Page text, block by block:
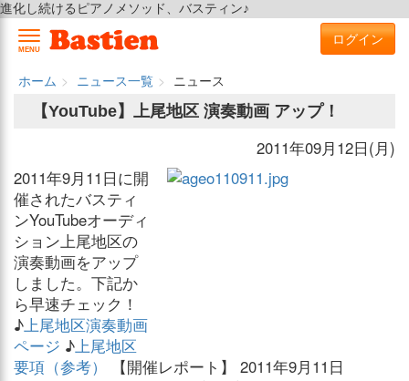
進化し続けるピアノメソッド、バスティン♪
MENU
ログイン
ホーム ニュース一覧
ニュース
【YouTube】上尾地区 演奏動画 アップ！
2011年09月12日(月)
2011年9月11日に開
催されたバスティ
ンYouTubeオーディ
ション上尾地区の
演奏動画をアップ
しました。下記か
ら早速チェック！
♪上尾地区演奏動画
ページ ♪上尾地区
要項（参考）
【開催レポート】 2011年9月11日